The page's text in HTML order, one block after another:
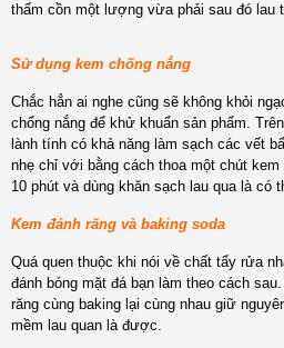
thấm cồn một lượng vừa phải sau đó lau
Sử dụng kem chống nắng
Chắc hẳn ai nghe cũng sẽ không khỏi
chống nắng để khử khuẩn sản phẩm.
lành tính có khả năng làm sạch các vết
nhẹ chỉ với bằng cách thoa một chút
10 phút và dùng khăn sạch lau qua là có
Kem đánh răng và baking soda
Quá quen thuộc khi nói về chất tẩy rửa
đánh bóng mặt đá bạn làm theo cách
răng cùng baking lại cùng nhau giữ
mềm lau quan là được.